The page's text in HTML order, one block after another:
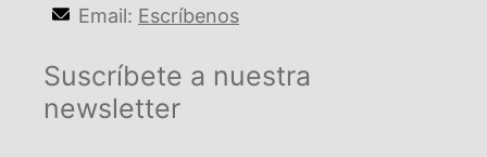
Email: Escríbenos
Suscríbete a nuestra
newsletter